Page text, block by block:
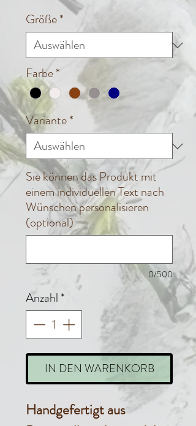
Größe*
Farbe*
Variante*
Sie können das Produkt mit
einem individuellen Text nach
Wünschen personalisieren
(optional)
0/500
Anzahl *
IN DEN WARENKORB
Handgefertigt aus